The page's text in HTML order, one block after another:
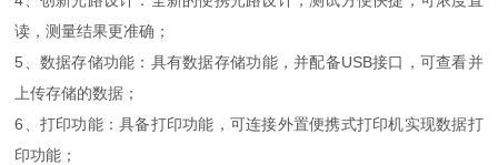
读，测量结果更准确；
5、数据存储功能：具有数据存储功能，并配备USB接口，可查看并
上传存储的数据；
6、打印功能：具备打印功能，可连接外置便携式打印机实现数据打
印功能；